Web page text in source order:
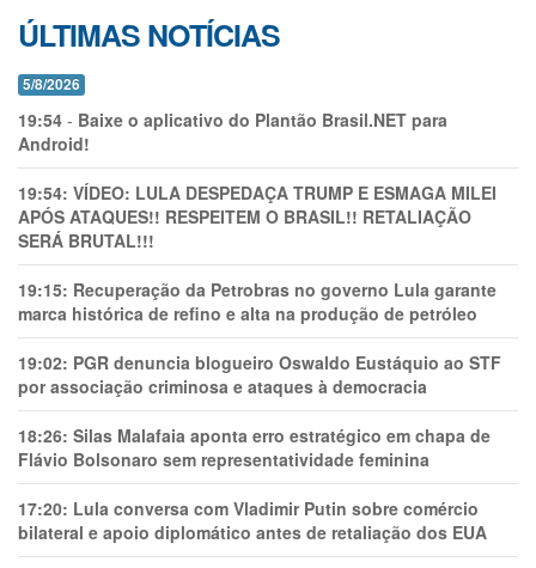
ÚLTIMAS NOTÍCIAS
5/8/2026
19:54 - Baixe o aplicativo do Plantão Brasil.NET para
Android!
19:54: VÍDEO: LULA DESPEDAÇA TRUMP E ESMAGA MILEI
APÓS ATAQUES!! RESPEITEM O BRASIL!! RETALIAÇÃO
SERÁ BRUTAL!!!
19:15: Recuperação da Petrobras no governo Lula garante
marca histórica de refino e alta na produção de petróleo
19:02: PGR denuncia blogueiro Oswaldo Eustáquio ao STF
por associação criminosa e ataques à democracia
18:26: Silas Malafaia aponta erro estratégico em chapa de
Flávio Bolsonaro sem representatividade feminina
17:20: Lula conversa com Vladimir Putin sobre comércio
bilateral e apoio diplomático antes de retaliação dos EUA